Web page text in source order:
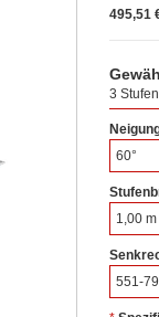
495,51
3
60°
1,00 m
551-